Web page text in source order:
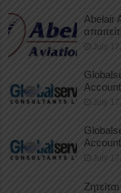
Abelair
July
July
July